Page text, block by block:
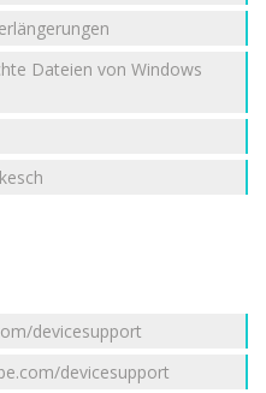
Dateien von Windows
devicesupport
devicesupport